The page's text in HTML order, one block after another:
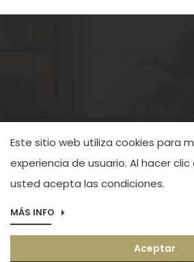
2026 Alibuilding. Todos los
Aviso legal
Este sitio web utiliza cookies para
experiencia de usuario. Al hacer
usted acepta las condiciones.
MÁS INFO
Aceptar